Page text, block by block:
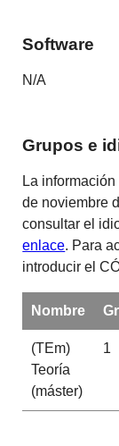
Software
N/A
Grupos e
La
de noviembre
consultar el
enlace. Para
introducir el
Nombre
(TEm)
Teoría
(máster)
1